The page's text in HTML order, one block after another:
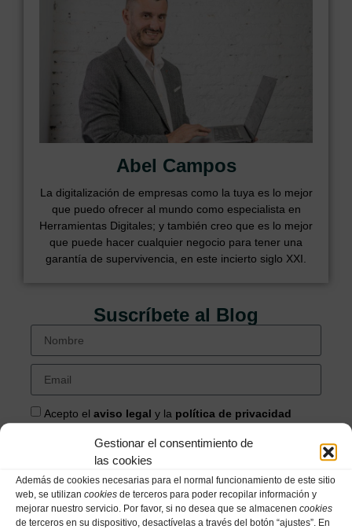
Gestionar el consentimiento de
las cookies
Además de cookies necesarias para el normal funcionamiento de este sitio
web, se utilizan cookies de terceros para poder recopilar información y
mejorar nuestro servicio. Por favor, si no desea que se almacenen cookies
de terceros en su dispositivo, desactívelas a través del botón “ajustes”. En
Abel Campos
La digitalización de empresas como la tuya es lo mejor
que puedo ofrecer al mundo como especialista en
Herramientas Digitales; y también creo que es lo mejor
que puede hacer cualquier negocio para tener una
garantía de supervivencia, en este incierto siglo XXI.
Suscríbete al Blog
Acepto el aviso legal y la política de privacidad
Quiero mi Masterclass
Categorías